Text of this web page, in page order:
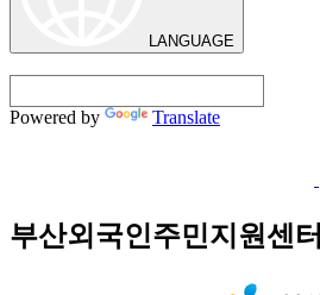
LANGUAGE
Powered by Translate
부산외국인주민지원센